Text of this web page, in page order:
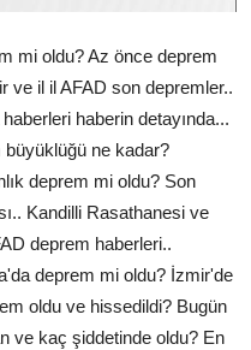
mi oldu? Az önce deprem
ve il il AFAD son depremler..
haberin detayında...
büyüklüğü ne kadar?
deprem mi oldu? Son
Kandilli Rasathanesi ve
deprem haberleri..
deprem mi oldu? İzmir'de
oldu ve hissedildi? Bugün
ve kaç şiddetinde oldu? En